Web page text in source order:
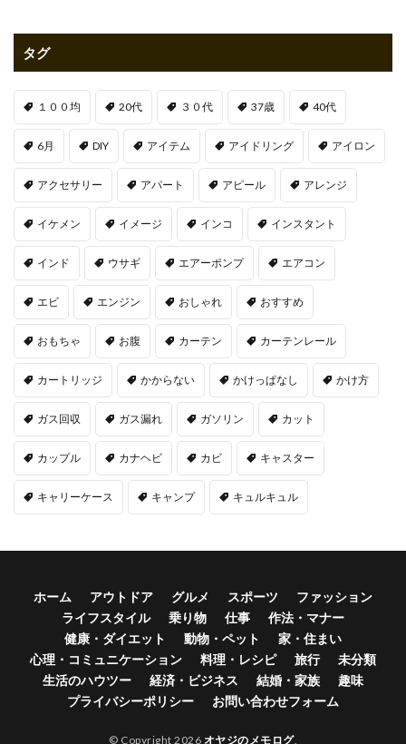
タグ
１００均 20代 ３０代 37歳 40代
6月 DIY アイテム アイドリング アイロン
アクセサリー アパート アピール アレンジ
イケメン イメージ インコ インスタント
インド ウサギ エアーポンプ エアコン
エビ エンジン おしゃれ おすすめ
おもちゃ お腹 カーテン カーテンレール
カートリッジ かからない かけっぱなし かけ方
ガス回収 ガス漏れ ガソリン カット
カップル カナヘビ カビ キャスター
キャリーケース キャンプ キュルキュル
ホーム アウトドア グルメ スポーツ
ファッション
ライフスタイル
乗り物 仕事
作法・マナー
健康・ダイエット
動物・ペット
家・住まい
心理・コミュニケーション
料理・レシピ 旅行
未分類
生活のハウツー
経済・ビジネス 結婚・家族
趣味
プライバシーポリシー
お問い合わせフォーム
© Copyright 2026 オヤジのメモログ.